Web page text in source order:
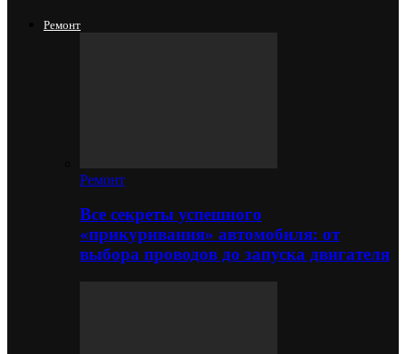
Ремонт
Ремонт
Все секреты успешного
«прикуривания» автомобиля: от
выбора проводов до запуска двигателя